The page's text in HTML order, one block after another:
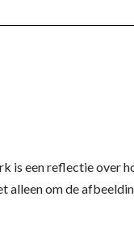
is een reflectie over
alleen om de